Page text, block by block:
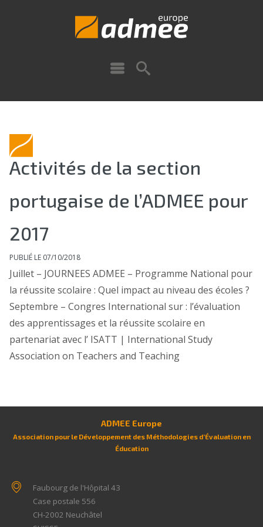
Activités de la section
portugaise de l’ADMEE pour
2017
PUBLIÉ LE 07/10/2018
Juillet – JOURNEES ADMEE – Programme National pour
la réussite scolaire : Quel impact au niveau des écoles ?
Septembre – Congres International sur : l’évaluation
des apprentissages et la réussite scolaire en
partenariat avec l’ ISATT | International Study
Association on Teachers and Teaching
ADMEE Europe
Association pour le Développement des Méthodologies d’Évaluation en
Éducation
Faubourg de l'Hôpital 43
Case postale 556
CH-2002 Neuchâtel